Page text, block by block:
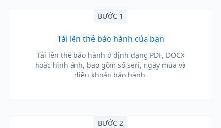
BƯỚC 1
Tải lên thẻ bảo hành của bạn
Tải lên thẻ bảo hành ở định dạng PDF, DOCX
hoặc hình ảnh, bao gồm số seri, ngày mua và
điều khoản bảo hành.
BƯỚC 2